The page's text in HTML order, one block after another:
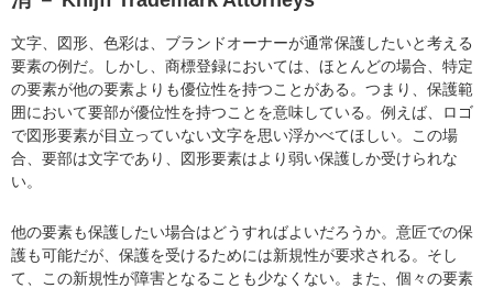
CONTACT お問い合わせ
文字、図形、色彩は、ブランドオーナーが通常保護したいと考える
要素の例だ。しかし、商標登録においては、ほとんどの場合、特定
の要素が他の要素よりも優位性を持つことがある。つまり、保護範
囲において要部が優位性を持つことを意味している。例えば、ロゴ
で図形要素が目立っていない文字を思い浮かべてほしい。この場
合、要部は文字であり、図形要素はより弱い保護しか受けられな
い。
他の要素も保護したい場合はどうすればよいだろうか。意匠での保
護も可能だが、保護を受けるためには新規性が要求される。そし
て、この新規性が障害となることも少なくない。また、個々の要素